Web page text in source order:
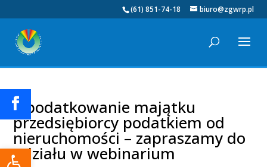
Otwórz pasek narzędzi
(61) 851-74-18 biuro@zgwrp.pl
Opodatkowanie majątku
przedsiębiorcy podatkiem od
nieruchomości – zapraszamy do
udziału w webinarium